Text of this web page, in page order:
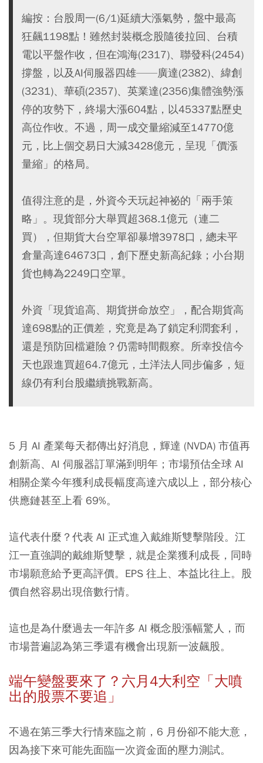
編按：台股周一(6/1)延續大漲氣勢，盤中最高
狂飆1198點！雖然封裝概念股隨後拉回、台積
電以平盤作收，但在鴻海(2317)、聯發科(2454)
撐盤，以及AI伺服器四雄——廣達(2382)、緯創
(3231)、華碩(2357)、英業達(2356)集體強勢漲
停的攻勢下，終場大漲604點，以45337點歷史
高位作收。不過，周一成交量縮減至14770億
元，比上個交易日大減3428億元，呈現「價漲
量縮」的格局。
值得注意的是，外資今天玩起神祕的「兩手策
略」。現貨部分大舉買超368.1億元（連二
買），但期貨大台空單卻暴增3978口，總未平
倉量高達64673口，創下歷史新高紀錄；小台期
貨也轉為2249口空單。
外資「現貨追高、期貨拼命放空」，配合期貨高
達698點的正價差，究竟是為了鎖定利潤套利，
還是預防回檔避險？仍需時間觀察。所幸投信今
天也跟進買超64.7億元，土洋法人同步偏多，短
線仍有利台股繼續挑戰新高。
5 月 AI 產業每天都傳出好消息，輝達 (NVDA) 市值再
創新高、AI 伺服器訂單滿到明年；市場預估全球 AI
相關企業今年獲利成長幅度高達六成以上，部分核心
供應鏈甚至上看 69%。
這代表什麼？代表 AI 正式進入戴維斯雙擊階段。江
江一直強調的戴維斯雙擊，就是企業獲利成長，同時
市場願意給予更高評價。EPS 往上、本益比往上。股
價自然容易出現倍數行情。
這也是為什麼過去一年許多 AI 概念股漲幅驚人，而
市場普遍認為第三季還有機會出現新一波飆股。
端午變盤要來了？六月4大利空 「大噴
出的股票不要追」
不過在第三季大行情來臨之前，6 月份卻不能大意，
因為接下來可能先面臨一次資金面的壓力測試。